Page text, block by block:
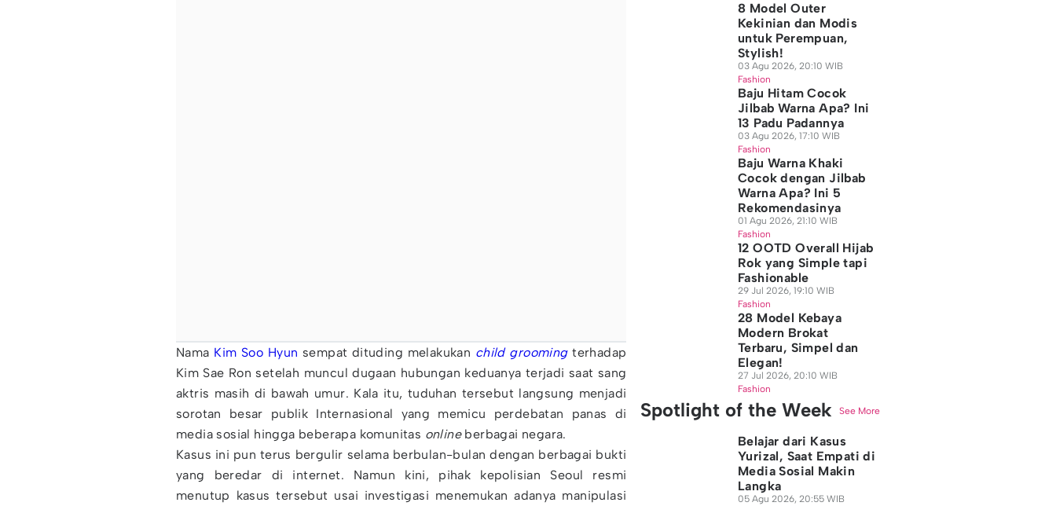
Nama Kim Soo Hyun sempat dituding melakukan child groomingterhadap
Kim Sae Ron setelah muncul dugaan hubungan keduanya terjadi saat sang
aktris masih di bawah umur. Kala itu, tuduhan tersebut langsung menjadi
sorotan besar publik Internasional yang memicu perdebatan panas di
media sosial hingga beberapa komunitas online berbagai negara.
Kasus ini pun terus bergulir selama berbulan-bulan dengan berbagai bukti
yang beredar di internet. Namun kini, pihak kepolisian Seoul resmi
menutup kasus tersebut usai investigasi menemukan adanya manipulasi
8 Model Outer
Kekinian dan Modis
untuk Perempuan,
Stylish!
03 Agu 2026, 20:10 WIB
Fashion
Baju Hitam Cocok
Jilbab Warna Apa? Ini
13 Padu Padannya
03 Agu 2026, 17:10 WIB
Fashion
Baju Warna Khaki
Cocok dengan Jilbab
Warna Apa? Ini 5
Rekomendasinya
01 Agu 2026, 21:10 WIB
Fashion
12 OOTD Overall Hijab
Rok yang Simple tapi
Fashionable
29 Jul 2026, 19:10 WIB
Fashion
28 Model Kebaya
Modern Brokat
Terbaru, Simpel dan
Elegan!
27 Jul 2026, 20:10 WIB
Fashion
Spotlight of the Week See More
Belajar dari Kasus
Yurizal, Saat Empati di
Media Sosial Makin
Langka
05 Agu 2026, 20:55 WIB